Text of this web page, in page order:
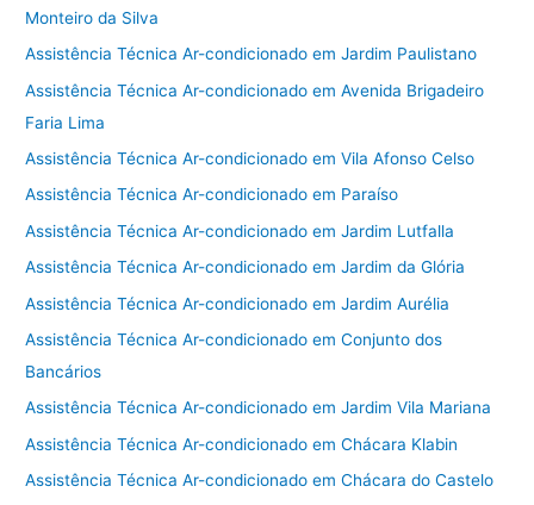
Monteiro da Silva
Assistência Técnica Ar-condicionado em Jardim Paulistano
Assistência Técnica Ar-condicionado em Avenida Brigadeiro
Faria Lima
Assistência Técnica Ar-condicionado em Vila Afonso Celso
Assistência Técnica Ar-condicionado em Paraíso
Assistência Técnica Ar-condicionado em Jardim Lutfalla
Assistência Técnica Ar-condicionado em Jardim da Glória
Assistência Técnica Ar-condicionado em Jardim Aurélia
Assistência Técnica Ar-condicionado em Conjunto dos
Bancários
Assistência Técnica Ar-condicionado em Jardim Vila Mariana
Assistência Técnica Ar-condicionado em Chácara Klabin
Assistência Técnica Ar-condicionado em Chácara do Castelo